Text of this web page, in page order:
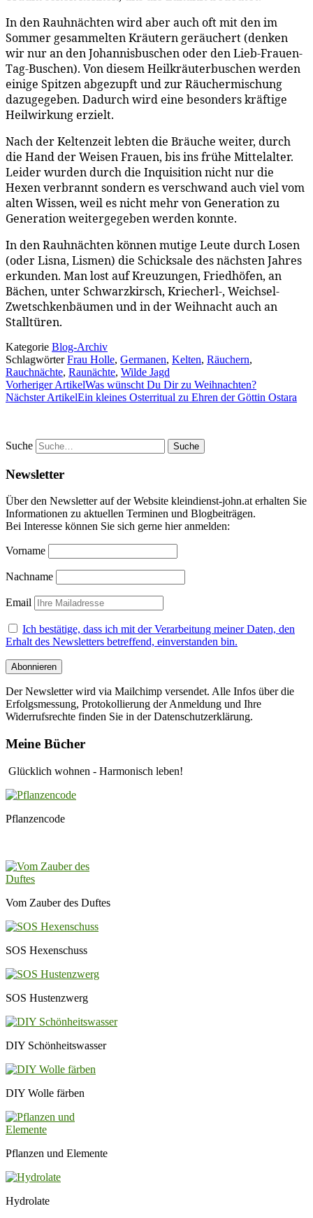
In den Rauhnächten wird aber auch oft mit den im
Sommer gesammelten Kräutern geräuchert (denken
wir nur an den Johannisbuschen oder den Lieb-Frauen-
Tag-Buschen). Von diesem Heilkräuterbuschen werden
einige Spitzen abgezupft und zur Räuchermischung
dazugegeben. Dadurch wird eine besonders kräftige
Heilwirkung erzielt.
Nach der Keltenzeit lebten die Bräuche weiter, durch
die Hand der Weisen Frauen, bis ins frühe Mittelalter.
Leider wurden durch die Inquisition nicht nur die
Hexen verbrannt sondern es verschwand auch viel vom
alten Wissen, weil es nicht mehr von Generation zu
Generation weitergegeben werden konnte.
In den Rauhnächten können mutige Leute durch Losen
(oder Lisna, Lismen) die Schicksale des nächsten Jahres
erkunden. Man lost auf Kreuzungen, Friedhöfen, an
Bächen, unter Schwarzkirsch, Kriecherl-, Weichsel-
Zwetschkenbäumen und in der Weihnacht auch an
Stalltüren.
Kategorie Blog-Archiv
SchlagwörterFrau Holle, Germanen, Kelten, Räuchern,
Rauchnächte, Raunächte, Wilde Jagd
Vorheriger ArtikelWas wünscht Du Dir zu Weihnachten?
Nächster ArtikelEin kleines Osterritual zu Ehren der Göttin Ostara
Suche
Newsletter
Über den Newsletter auf der Website kleindienst-john.at erhalten Sie
Informationen zu aktuellen Terminen und Blogbeiträgen.
Bei Interesse können Sie sich gerne hier anmelden:
Vorname
Nachname
Email
Ich bestätige, dass ich mit der Verarbeitung meiner Daten, den
Erhalt des Newsletters betreffend, einverstanden bin.
Der Newsletter wird via Mailchimp versendet. Alle Infos über die
Erfolgsmessung, Protokollierung der Anmeldung und Ihre
Widerrufsrechte finden Sie in der Datenschutzerklärung.
Meine Bücher
Glücklich wohnen - Harmonisch leben!
Pflanzencode
Vom Zauber des Duftes
SOS Hexenschuss
SOS Hustenzwerg
DIY Schönheitswasser
DIY Wolle färben
Pflanzen und Elemente
Hydrolate